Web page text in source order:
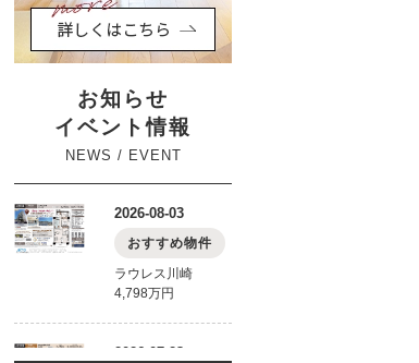
お知らせ
イベント情報
NEWS / EVENT